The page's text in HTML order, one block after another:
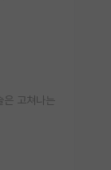
은 고쳐나는